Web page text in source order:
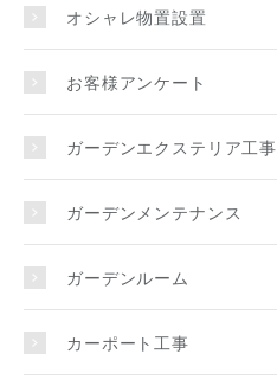
オシャレ物置設置
お客様アンケート
ガーデンエクステリア工事
ガーデンメンテナンス
ガーデンルーム
カーポート工事